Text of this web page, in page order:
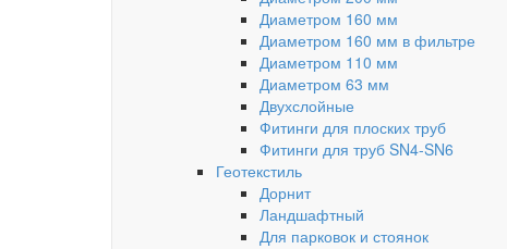
Диаметром 160 мм
Диаметром 160 мм в фильтре
Диаметром 110 мм
Диаметром 63 мм
Двухслойные
Фитинги для плоских труб
Фитинги для труб SN4-SN6
Геотекстиль
Дорнит
Ландшафтный
Для парковок и стоянок